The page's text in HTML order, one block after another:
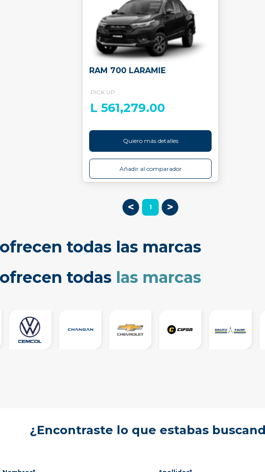
RAM 700 LARAMIE
PICK UP
L 561,279.00
Quiero más detalles
Añadir al comparador
< 1 >
todas las marcas
todas las marcas
¿Encontraste lo que estabas